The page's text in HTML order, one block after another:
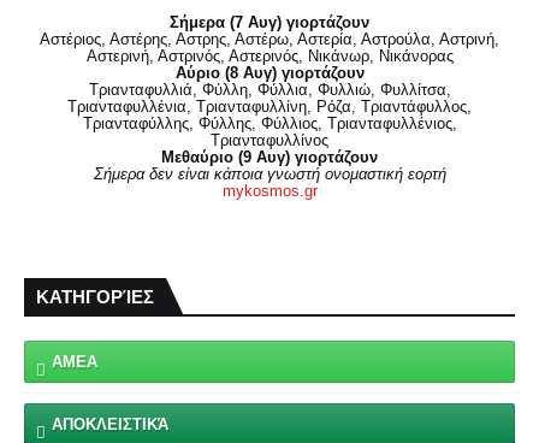
Σήμερα (7 Αυγ) γιορτάζουν
Αστέριος, Αστέρης, Αστρης, Αστέρω, Αστερία, Αστρούλα, Αστρινή,
Αστερινή, Αστρινός, Αστερινός, Νικάνωρ, Νικάνορας
Αύριο (8 Αυγ) γιορτάζουν
Τριανταφυλλιά, Φύλλη, Φύλλια, Φυλλιώ, Φυλλίτσα,
Τριανταφυλλένια, Τριανταφυλλίνη, Ρόζα, Τριαντάφυλλος,
Τριανταφύλλης, Φύλλης, Φύλλιος, Τριανταφυλλένιος,
Τριανταφυλλίνος
Μεθαύριο (9 Αυγ) γιορτάζουν
Σήμερα δεν είναι κάποια γνωστή ονομαστική εορτή
mykosmos.gr
ΚΑΤΗΓΟΡΊΕΣ
ΑΜΕΑ
ΑΠΟΚΛΕΙΣΤΙΚΆ